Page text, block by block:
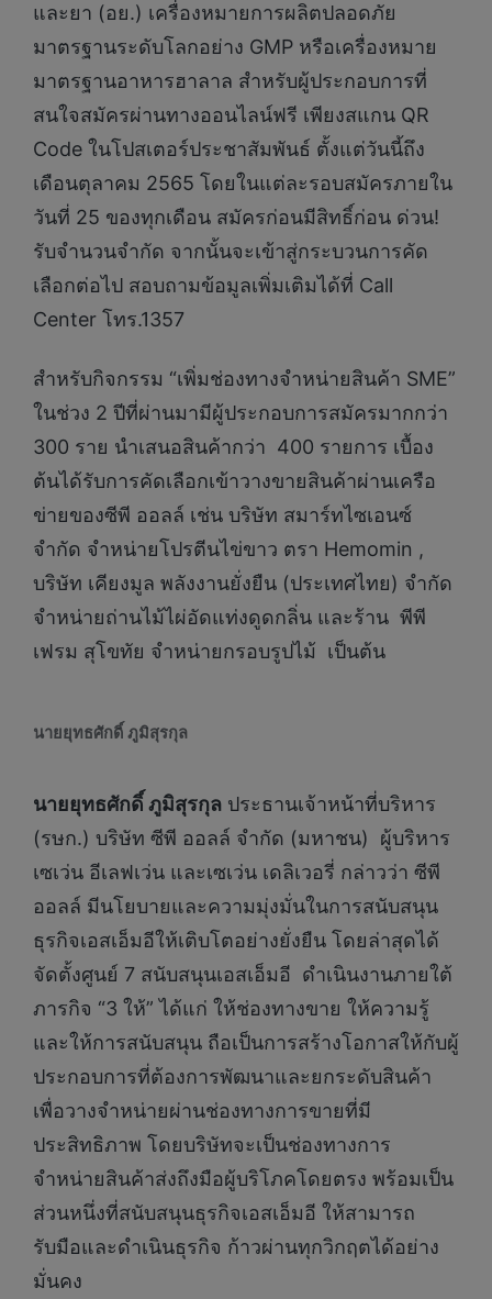
และยา (อย.) เครื่องหมายการผลิตปลอดภัย
มาตรฐานระดับโลกอย่าง GMP หรือเครื่องหมาย
มาตรฐานอาหารฮาลาล สำหรับผู้ประกอบการที่
สนใจสมัครผ่านทางออนไลน์ฟรี เพียงสแกน QR
Code ในโปสเตอร์ประชาสัมพันธ์ ตั้งแต่วันนี้ถึง
เดือนตุลาคม 2565 โดยในแต่ละรอบสมัครภายใน
วันที่ 25 ของทุกเดือน สมัครก่อนมีสิทธิ์ก่อน ด่วน!
รับจำนวนจำกัด จากนั้นจะเข้าสู่กระบวนการคัด
เลือกต่อไป สอบถามข้อมูลเพิ่มเติมได้ที่ Call
Center โทร.1357
สำหรับกิจกรรม “เพิ่มช่องทางจำหน่ายสินค้า SME”
ในช่วง 2 ปีที่ผ่านมามีผู้ประกอบการสมัครมากกว่า
300 ราย นำเสนอสินค้ากว่า 400 รายการ เบื้อง
ต้นได้รับการคัดเลือกเข้าวางขายสินค้าผ่านเครือ
ข่ายของซีพี ออลล์ เช่น บริษัท สมาร์ทไซเอนซ์
จำกัด จำหน่ายโปรตีนไข่ขาว ตรา Hemomin ,
บริษัท เคียงมูล พลังงานยั่งยืน (ประเทศไทย) จำกัด
จำหน่ายถ่านไม้ไผ่อัดแท่งดูดกลิ่น และร้าน พีพี
เฟรม สุโขทัย จำหน่ายกรอบรูปไม้ เป็นต้น
นายยุทธศักดิ์ ภูมิสุรกุล
นายยุทธศักดิ์ ภูมิสุรกุล ประธานเจ้าหน้าที่บริหาร
(รษก.) บริษัท ซีพี ออลล์ จำกัด (มหาชน) ผู้บริหาร
เซเว่น อีเลฟเว่น และเซเว่น เดลิเวอรี่ กล่าวว่า ซีพี
ออลล์ มีนโยบายและความมุ่งมั่นในการสนับสนุน
ธุรกิจเอสเอ็มอีให้เติบโตอย่างยั่งยืน โดยล่าสุดได้
จัดตั้งศูนย์ 7 สนับสนุนเอสเอ็มอี ดำเนินงานภายใต้
ภารกิจ “3 ให้” ได้แก่ ให้ช่องทางขาย ให้ความรู้
และให้การสนับสนุน ถือเป็นการสร้างโอกาสให้กับผู้
ประกอบการที่ต้องการพัฒนาและยกระดับสินค้า
เพื่อวางจำหน่ายผ่านช่องทางการขายที่มี
ประสิทธิภาพ โดยบริษัทจะเป็นช่องทางการ
จำหน่ายสินค้าส่งถึงมือผู้บริโภคโดยตรง พร้อมเป็น
ส่วนหนึ่งที่สนับสนุนธุรกิจเอสเอ็มอี ให้สามารถ
รับมือและดำเนินธุรกิจ ก้าวผ่านทุกวิกฤตได้อย่าง
มั่นคง